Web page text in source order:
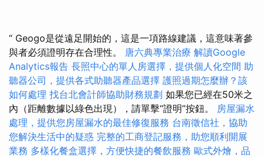
“ Geogo是從遠足開始的，這是一項路線建議，這意味著參
與者必須證明存在合​​理性。 唐六典專業治療 解讀Google
Analytics報告 長照中心的單人房選擇，提供個人化空間 助
聽器公司，提供各式助聽器產品選擇 護照過期怎麼辦？該
如何處理 找台北會計師協助財務規劃 如果您已經在50米之
內（距離數據以綠色出現），請單擊“證明”按鈕。 房屋漏水
處理，提供您房屋漏水的最佳修復服務 台南徵信社，協助
您解決生活中的疑惑 完整的工商登記服務，助您順利開展
業務 多樣化餐盒選擇，方便快捷的餐飲服務 歐式外燴，品